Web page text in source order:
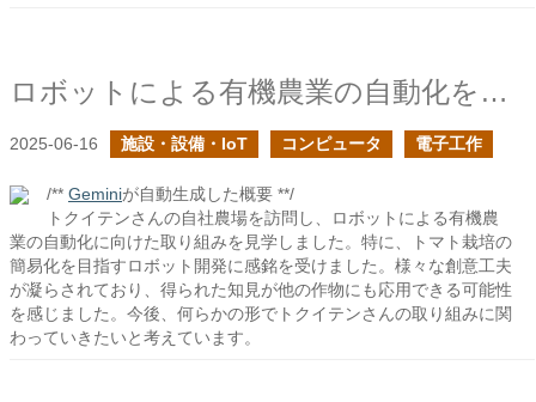
ロボットによる有機農業の自動化を目指すトクイテンさんの自社圃場を訪問
2025-06-16 施設・設備・IoT コンピュータ 電子工作
/** Geminiが自動生成した概要 **/
トクイテンさんの自社農場を訪問し、ロボットによる有機農
業の自動化に向けた取り組みを見学しました。特に、トマト栽培の
簡易化を目指すロボット開発に感銘を受けました。様々な創意工夫
が凝らされており、得られた知見が他の作物にも応用できる可能性
を感じました。今後、何らかの形でトクイテンさんの取り組みに関
わっていきたいと考えています。